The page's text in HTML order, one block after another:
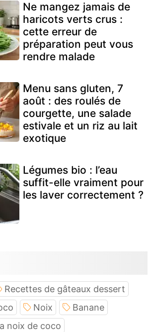
Ne mangez jamais de
haricots verts crus :
cette erreur de
préparation peut vous
rendre malade
Menu sans gluten, 7
août : des roulés de
courgette, une salade
estivale et un riz au lait
exotique
Légumes bio : l’eau
suffit-elle vraiment pour
les laver correctement ?
Recettes de gâteaux dessert
Noix
Banane
noix de coco